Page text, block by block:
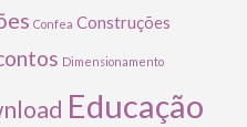
Confea Construções
Dimensionamento
Educação